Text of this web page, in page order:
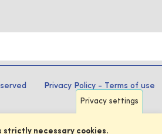
Privacy Policy - Terms of use
Privacy settings
strictly necessary cookies.